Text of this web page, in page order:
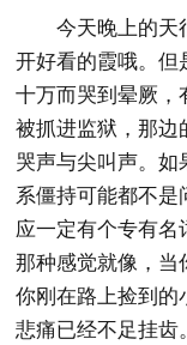
今天晚上的天
开好看的霞哦。但
十万而哭到晕厥，
被抓进监狱，那边
哭声与尖叫声。如
系僵持可能都不是
应一定有个专有名
那种感觉就像，当
你刚在路上捡到的
悲痛已经不足挂齿。